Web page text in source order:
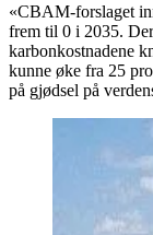
«CBAM-forslaget
frem til 0 i 2035.
karbonkostnadene
kunne øke fra 25
på gjødsel på